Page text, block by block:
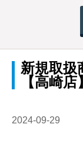
新規取扱
【高崎店】
2024-09-29